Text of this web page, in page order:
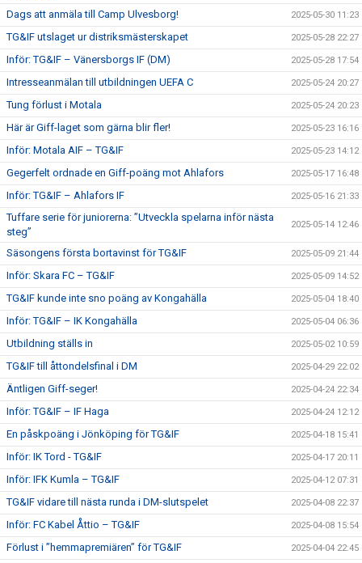
Dags att anmäla till Camp Ulvesborg! 2025-05-30 11:23
TG&IF utslaget ur distriksmästerskapet 2025-05-28 22:27
Inför: TG&IF – Vänersborgs IF (DM) 2025-05-28 17:54
Intresseanmälan till utbildningen UEFA C 2025-05-24 20:27
Tung förlust i Motala 2025-05-24 20:23
Här är Giff-laget som gärna blir fler! 2025-05-23 16:16
Inför: Motala AIF – TG&IF 2025-05-23 14:12
Gegerfelt ordnade en Giff-poäng mot Ahlafors 2025-05-17 16:48
Inför: TG&IF – Ahlafors IF 2025-05-16 21:33
Tuffare serie för juniorerna: ”Utveckla spelarna inför nästa
steg”
2025-05-14 12:46
Säsongens första bortavinst för TG&IF 2025-05-09 21:44
Inför: Skara FC – TG&IF 2025-05-09 14:52
TG&IF kunde inte sno poäng av Kongahälla 2025-05-04 18:40
Inför: TG&IF – IK Kongahälla 2025-05-04 06:36
Utbildning ställs in 2025-05-02 10:59
TG&IF till åttondelsfinal i DM 2025-04-29 22:02
Äntligen Giff-seger! 2025-04-24 22:34
Inför: TG&IF – IF Haga 2025-04-24 12:12
En påskpoäng i Jönköping för TG&IF 2025-04-18 15:41
Inför: IK Tord - TG&IF 2025-04-17 20:11
Inför: IFK Kumla – TG&IF 2025-04-12 07:31
TG&IF vidare till nästa runda i DM-slutspelet 2025-04-08 22:37
Inför: FC Kabel Åttio – TG&IF 2025-04-08 15:54
Förlust i ”hemmapremiären” för TG&IF 2025-04-04 22:45